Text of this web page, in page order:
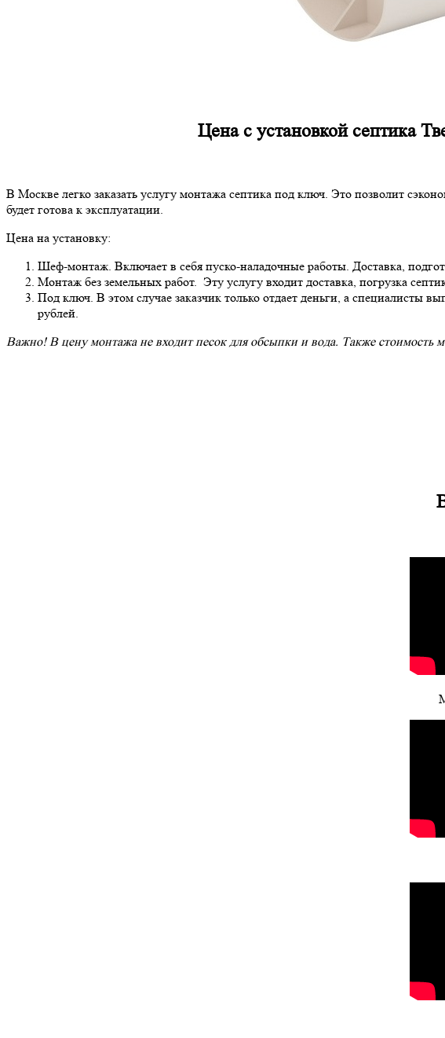
Цена с установкой септика
В Москве легко заказать услугу монтажа септика под ключ. Это позволит
будет готова к эксплуатации.
Цена на установку:
Шеф-монтаж. Включает в себя пуско-наладочные работы. Доставка,
Монтаж без земельных работ. Эту услугу входит доставка, погрузка
Под ключ. В этом случае заказчик только отдает деньги, а специалисты
рублей.
Важно! В цену монтажа не входит песок для обсыпки и вода. Также стоимость